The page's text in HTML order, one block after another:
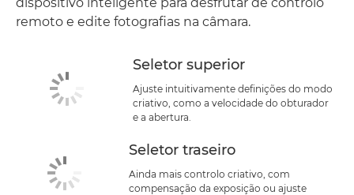
remoto e edite fotografias na câmara.
Seletor superior
Ajuste intuitivamente definições do modo
criativo, como a velocidade do obturador
e a abertura.
Seletor traseiro
Ainda mais controlo criativo, com
compensação da exposição ou ajuste